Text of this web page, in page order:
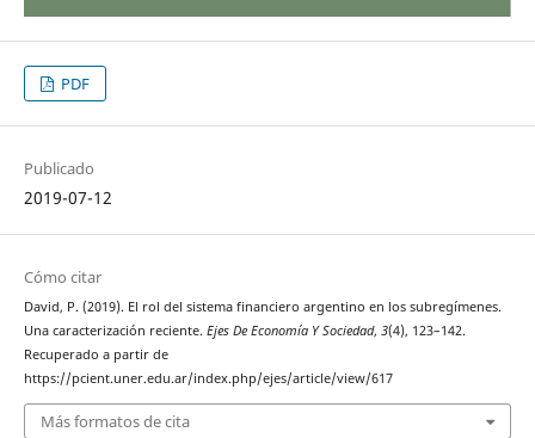
PDF
Publicado
2019-07-12
Cómo citar
David, P. (2019). El rol del sistema financiero argentino en los subregímenes.
Una caracterización reciente. Ejes De Economía Y Sociedad, 3(4), 123–142.
Recuperado a partir de
https://pcient.uner.edu.ar/index.php/ejes/article/view/617
Más formatos de cita